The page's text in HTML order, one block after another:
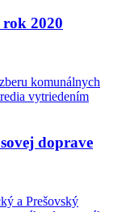
2020
komunálnych
vytriedením
doprave
a Prešovský